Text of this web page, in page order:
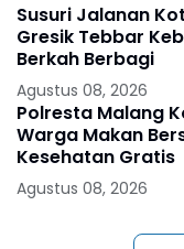
Susuri Jalanan
Gresik Tebbar
Berkah Berbagi
Agustus 08, 2026
Polresta Malang
Warga Makan
Kesehatan Gratis
Agustus 08, 2026